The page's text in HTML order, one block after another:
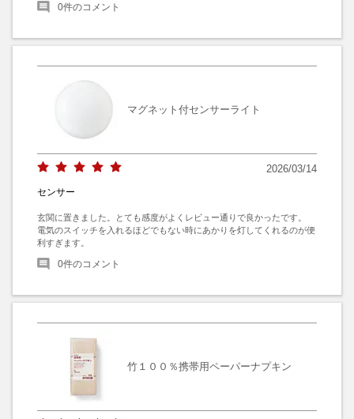
0件のコメント
マグネット付センサーライト
2026/03/14
センサー
玄関に置きました。とても感度がよくレビュー通りで良かったです。
電気のスイッチを入れるほどでもない時にあかりを灯してくれるのが便
利すぎます。
0件のコメント
竹１００％携帯用ペーパーナプキン